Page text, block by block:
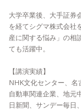
大学卒業後、大手証券
を経てシグマ株式会社
産に関する悩み」の相
ても活躍中。
【講演実績】
NHK文化センター、
自動車関連企業、地元
日新聞、サンデー毎日